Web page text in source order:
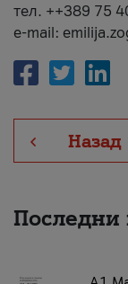
тел. ++389 75
e-mail:
Назад
Последни